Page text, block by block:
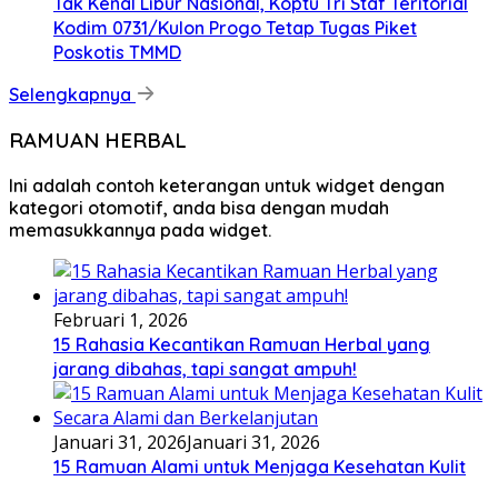
Kodim 0731/Kulon Progo Tetap Tugas Piket
Poskotis TMMD
Selengkapnya
RAMUAN HERBAL
Ini adalah contoh keterangan untuk widget dengan
kategori otomotif, anda bisa dengan mudah
memasukkannya pada widget.
Februari 1, 2026
15 Rahasia Kecantikan Ramuan Herbal yang
jarang dibahas, tapi sangat ampuh!
Januari 31, 2026Januari 31, 2026
15 Ramuan Alami untuk Menjaga Kesehatan Kulit